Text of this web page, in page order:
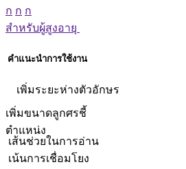
ก ก ก
สำหรับผู้สูงอายุ
คำแนะนำการใช้งาน
เพิ่มระยะห่างตัวอักษร
เพิ่มขนาดลูกศรชี้
ตำแหน่ง
เส้นช่วยในการอ่าน
เน้นการเชื่อมโยง